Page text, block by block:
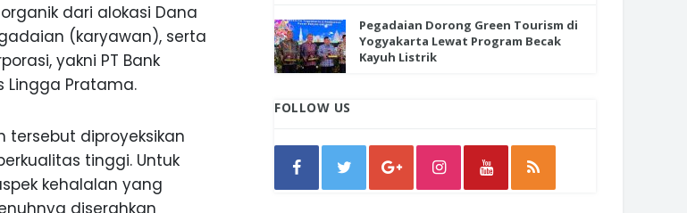
dari alokasi Dana
(karyawan), serta
yakni PT Bank
Lingga Pratama.
tersebut diproyeksikan
tinggi. Untuk
kehalalan yang
diserahkan
Pegadaian Dorong Green Tourism di
Yogyakarta Lewat Program Becak
Kayuh Listrik
FOLLOW US